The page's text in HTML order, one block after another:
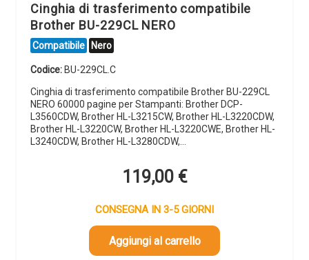
Cinghia di trasferimento compatibile
Brother BU-229CL NERO
Compatibile Nero
Codice: BU-229CL.C
Cinghia di trasferimento compatibile Brother BU-229CL
NERO 60000 pagine per Stampanti: Brother DCP-
L3560CDW, Brother HL-L3215CW, Brother HL-L3220CDW,
Brother HL-L3220CW, Brother HL-L3220CWE, Brother HL-
L3240CDW, Brother HL-L3280CDW,…
119,00 €
CONSEGNA IN 3-5 GIORNI
Aggiungi al carrello